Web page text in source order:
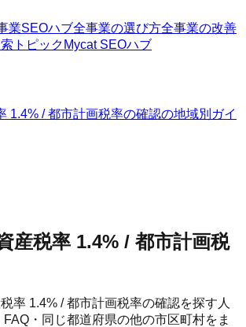
業SEOハブ全事業の選び方全事業の改善
トピック Mycat SEOハブ
1.4% / 都市計画税率の確認の地域別ガイ
産税率 1.4% / 都市計画税
率 1.4% / 都市計画税率の確認を探す人
・同じ都道府県の他の市区町村をま